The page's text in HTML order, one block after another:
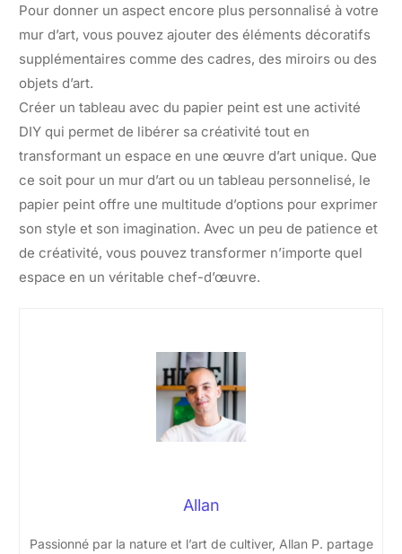
Pour donner un aspect encore plus personnalisé à votre
mur d’art, vous pouvez ajouter des éléments décoratifs
supplémentaires comme des cadres, des miroirs ou des
objets d’art.
Créer un tableau avec du papier peint est une activité
DIY qui permet de libérer sa créativité tout en
transformant un espace en une œuvre d’art unique. Que
ce soit pour un mur d’art ou un tableau personnelisé, le
papier peint offre une multitude d’options pour exprimer
son style et son imagination. Avec un peu de patience et
de créativité, vous pouvez transformer n’importe quel
espace en un véritable chef-d’œuvre.
Allan
Passionné par la nature et l’art de cultiver, Allan P. partage